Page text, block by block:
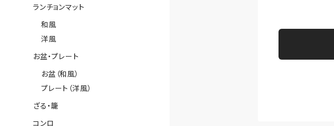
ランチョンマット
和風
洋風
お盆・プレート
お盆（和風）
プレート（洋風）
ざる・籠
コンロ